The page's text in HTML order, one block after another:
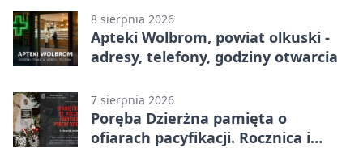
8 sierpnia 2026
Apteki Wolbrom, powiat olkuski -
adresy, telefony, godziny otwarcia
7 sierpnia 2026
Poręba Dzierżna pamięta o
ofiarach pacyfikacji. Rocznica i